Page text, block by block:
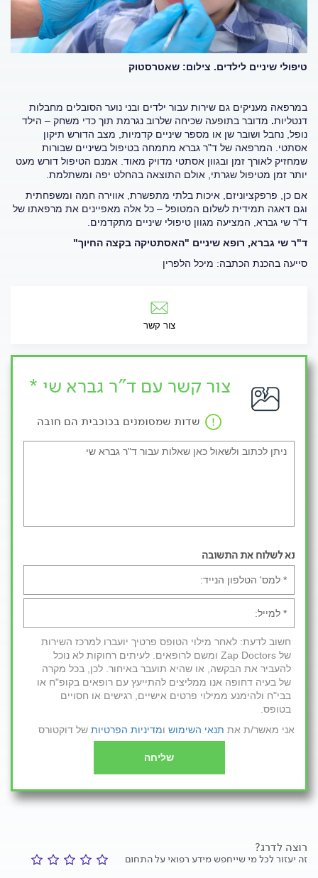
טיפולי שיניים לילדים. צילום: שאטרסטוק
במרפאה מעניקים גם שירות עבור ילדים ובני נוער הסובלים מחבלות
דנטליות. מדובר בתופעה שכיחה שלרוב נגרמת תוך כדי משחק – הילד
נופל, נחבל ושובר שן או מספר שיניים קדמיות, מצב הדורש תיקון
אסתטי. המרפאה של ד"ר גברא מתמחה בטיפול בשיניים שבורות
שמחזיק לאורך זמן ובגוון אסתטי מדויק מאוד. אמנם הטיפול דורש מעט
יותר זמן מטיפול שגרתי, אולם התוצאה בהחלט יפה ומשתלמת.
אם כן, פרפקציוניזם, איכות בלתי מתפשרת, אווירה חמה ומשפחתית
וגם דאגה תמידית לשלום המטופל – כל אלה מאפיינים את מרפאתו של
ד"ר שי גברא, המציעה מגוון טיפולי שיניים מתקדמים.
ד"ר שי גברא, רופא שיניים "האסתטיקה בקצה החיוך"
סייעה בהכנת הכתבה: מיכל הלפרין
צור קשר
צור קשר עם ד"ר גברא שי *
שדות שמסומנים בכוכבית הם חובה
נא לשלוח את התשובה
חשוב לדעת: לאחר מילוי הטופס פרטיך יועברו למרכז השירות
של Zap Doctors ומשם לרופאים. לעיתים רחוקות לא נוכל
להעביר את הבקשה, או שהיא תועבר באיחור. לכן, בכל מקרה
של בעיה דחופה אנו ממליצים להתייעץ עם רופאים בקופ"ח או
בבי"ח ולהימנע ממילוי פרטים אישיים, רגישים או חסויים
בטופס.
אני מאשר/ת את תנאי השימוש ומדיניות הפרטיות של דוקטורס
שליחה
רוצה לדרג?
זה יעזור לכל מי שייחפש מידע רפואי על התחום